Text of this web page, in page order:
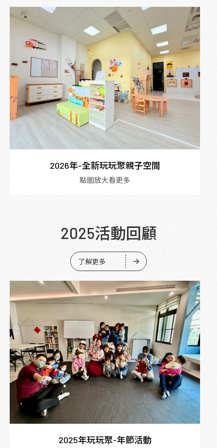
2026年-全新玩玩聚親子空間
點圖放大看更多
2025活動回顧
了解更多
2025年玩玩聚-年節活動